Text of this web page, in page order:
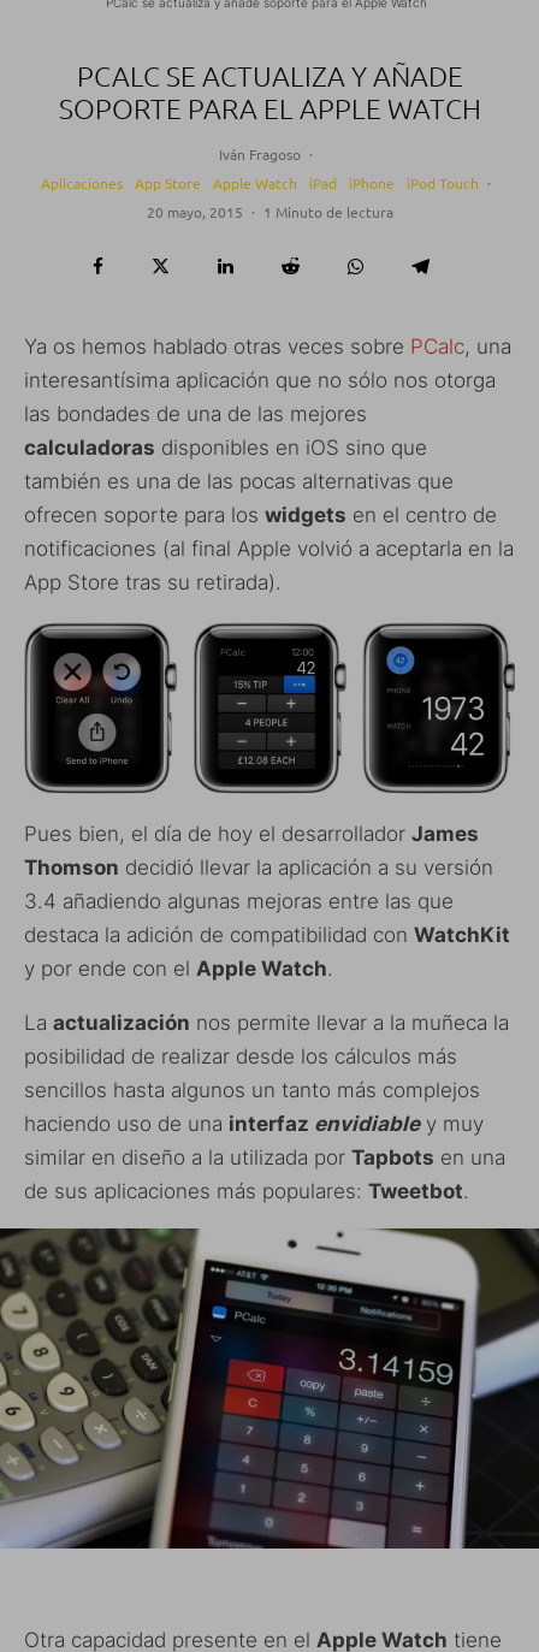
PCALC SE ACTUALIZA Y AÑADE
SOPORTE PARA EL APPLE WATCH
Iván Fragoso ·
Aplicaciones
App Store Apple Watch iPad iPhone iPod Touch ·
20 mayo, 2015 · 1 Minuto de lectura
Ya os hemos hablado otras veces sobre PCalc, una
interesantísima aplicación que no sólo nos otorga
las bondades de una de las mejores
calculadoras disponibles en iOS sino que
también es una de las pocas alternativas que
ofrecen soporte para los widgets en el centro de
notificaciones (al final Apple volvió a aceptarla en la
App Store tras su retirada).
Pues bien, el día de hoy el desarrollador James
Thomson decidió llevar la aplicación a su versión
3.4 añadiendo algunas mejoras entre las que
destaca la adición de compatibilidad con WatchKit
y por ende con el Apple Watch.
La actualización nos permite llevar a la muñeca la
posibilidad de realizar desde los cálculos más
sencillos hasta algunos un tanto más complejos
haciendo uso de una interfaz envidiabley muy
similar en diseño a la utilizada por Tapbots en una
de sus aplicaciones más populares: Tweetbot.
Otra capacidad presente en el Apple Watch tiene